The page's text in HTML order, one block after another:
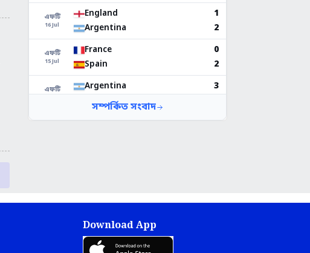
Download App